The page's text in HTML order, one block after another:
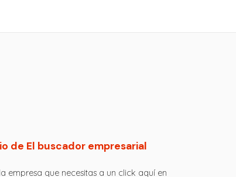
de El buscador empresarial
empresa que necesitas a un click aquí en